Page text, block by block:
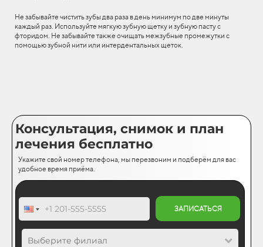
Не забывайте чистить зубы два раза в день минимум по две минуты
каждый раз. Используйте мягкую зубную щетку и зубную пасту с
фторидом. Не забывайте также очищать межзубные промежутки с
помощью зубной нити или интердентальных щеток.
Консультация, снимок и план
лечения бесплатно
Укажите свой номер телефона, мы перезвоним и подберём для вас
удобное время приёма.
ЗАПИСАТЬСЯ
Выберите филиал